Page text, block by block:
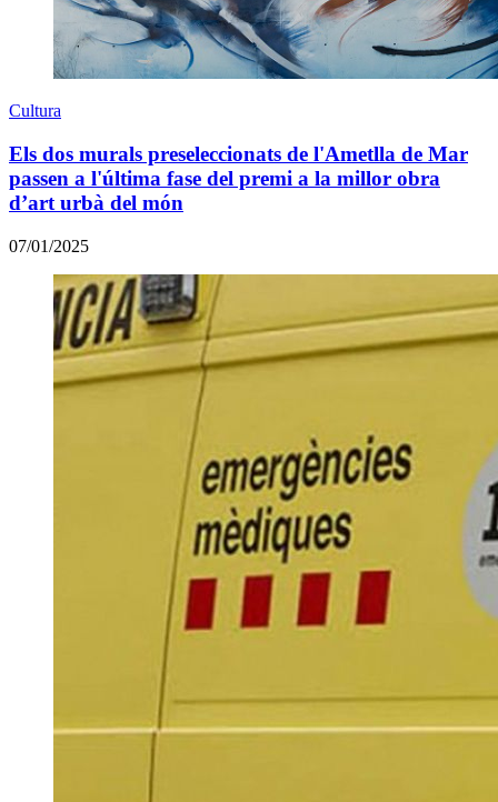
Cultura
Els dos murals preseleccionats de l'Ametlla de Mar
passen a l'última fase del premi a la millor obra
d’art urbà del món
07/01/2025